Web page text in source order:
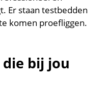
Er staan testbedden
komen proefliggen.
bij jou